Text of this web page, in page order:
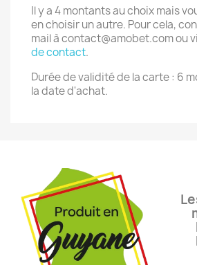
Il y a 4 montants au choix mais
en choisir un autre. Pour cela,
mail à contact@amobet.com ou
de contact.
Durée de validité de la carte : 6
la date d'achat.